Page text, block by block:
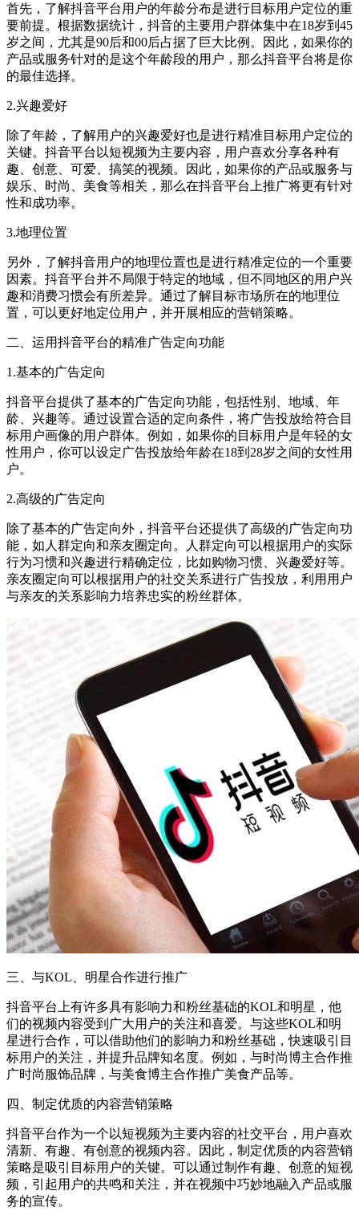
首先，了解抖音平台用户的年龄分布是进行目标用户定位的重
要前提。根据数据统计，抖音的主要用户群体集中在18岁到45
岁之间，尤其是90后和00后占据了巨大比例。因此，如果你的
产品或服务针对的是这个年龄段的用户，那么抖音平台将是你
的最佳选择。
2.兴趣爱好
除了年龄，了解用户的兴趣爱好也是进行精准目标用户定位的
关键。抖音平台以短视频为主要内容，用户喜欢分享各种有
趣、创意、可爱、搞笑的视频。因此，如果你的产品或服务与
娱乐、时尚、美食等相关，那么在抖音平台上推广将更有针对
性和成功率。
3.地理位置
另外，了解抖音用户的地理位置也是进行精准定位的一个重要
因素。抖音平台并不局限于特定的地域，但不同地区的用户兴
趣和消费习惯会有所差异。通过了解目标市场所在的地理位
置，可以更好地定位用户，并开展相应的营销策略。
二、运用抖音平台的精准广告定向功能
1.基本的广告定向
抖音平台提供了基本的广告定向功能，包括性别、地域、年
龄、兴趣等。通过设置合适的定向条件，将广告投放给符合目
标用户画像的用户群体。例如，如果你的目标用户是年轻的女
性用户，你可以设定广告投放给年龄在18到28岁之间的女性用
户。
2.高级的广告定向
除了基本的广告定向外，抖音平台还提供了高级的广告定向功
能，如人群定向和亲友圈定向。人群定向可以根据用户的实际
行为习惯和兴趣进行精确定位，比如购物习惯、兴趣爱好等。
亲友圈定向可以根据用户的社交关系进行广告投放，利用用户
与亲友的关系影响力培养忠实的粉丝群体。
三、与KOL、明星合作进行推广
抖音平台上有许多具有影响力和粉丝基础的KOL和明星，他
们的视频内容受到广大用户的关注和喜爱。与这些KOL和明
星进行合作，可以借助他们的影响力和粉丝基础，快速吸引目
标用户的关注，并提升品牌知名度。例如，与时尚博主合作推
广时尚服饰品牌，与美食博主合作推广美食产品等。
四、制定优质的内容营销策略
抖音平台作为一个以短视频为主要内容的社交平台，用户喜欢
清新、有趣、有创意的视频内容。因此，制定优质的内容营销
策略是吸引目标用户的关键。可以通过制作有趣、创意的短视
频，引起用户的共鸣和关注，并在视频中巧妙地融入产品或服
务的宣传。